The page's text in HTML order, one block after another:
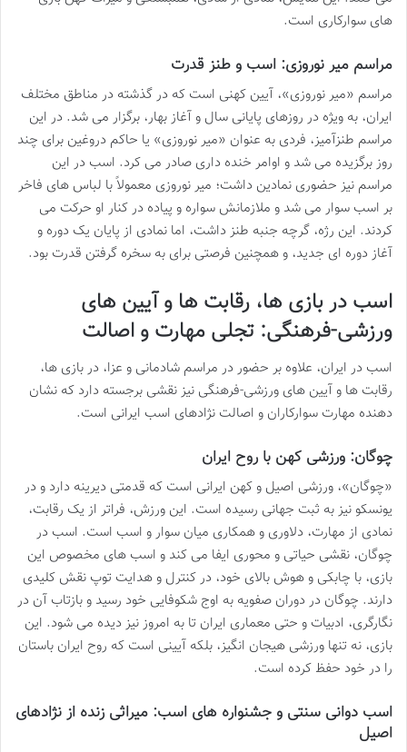
های سوارکاری است.
مراسم میر نوروزی: اسب و طنز قدرت
مراسم «میر نوروزی»، آیین کهنی است که در گذشته در مناطق مختلف
ایران، به ویژه در روزهای پایانی سال و آغاز بهار، برگزار می شد. در این
مراسم طنزآمیز، فردی به عنوان «میر نوروزی» یا حاکم دروغین برای چند
روز برگزیده می شد و اوامر خنده داری صادر می کرد. اسب در این
مراسم نیز حضوری نمادین داشت؛ میر نوروزی معمولاً با لباس های فاخر
بر اسب سوار می شد و ملازمانش سواره و پیاده در کنار او حرکت می
کردند. این رژه، گرچه جنبه طنز داشت، اما نمادی از پایان یک دوره و
آغاز دوره ای جدید، و همچنین فرصتی برای به سخره گرفتن قدرت بود.
اسب در بازی ها، رقابت ها و آیین های
ورزشی-فرهنگی: تجلی مهارت و اصالت
اسب در ایران، علاوه بر حضور در مراسم شادمانی و عزا، در بازی ها،
رقابت ها و آیین های ورزشی-فرهنگی نیز نقشی برجسته دارد که نشان
دهنده مهارت سوارکاران و اصالت نژادهای اسب ایرانی است.
چوگان: ورزشی کهن با روح ایران
«چوگان»، ورزشی اصیل و کهن ایرانی است که قدمتی دیرینه دارد و در
یونسکو نیز به ثبت جهانی رسیده است. این ورزش، فراتر از یک رقابت،
نمادی از مهارت، دلاوری و همکاری میان سوار و اسب است. اسب در
چوگان، نقشی حیاتی و محوری ایفا می کند و اسب های مخصوص این
بازی، با چابکی و هوش بالای خود، در کنترل و هدایت توپ نقش کلیدی
دارند. چوگان در دوران صفویه به اوج شکوفایی خود رسید و بازتاب آن در
نگارگری، ادبیات و حتی معماری ایران تا به امروز نیز دیده می شود. این
بازی، نه تنها ورزشی هیجان انگیز، بلکه آیینی است که روح ایران باستان
را در خود حفظ کرده است.
اسب دوانی سنتی و جشنواره های اسب: میراثی زنده از نژادهای
اصیل